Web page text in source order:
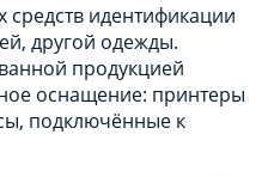
идентификации
другой одежды.
продукцией
оснащение: принтеры
подключённые к